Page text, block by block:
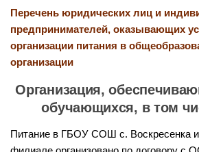
Перечень юридических лиц и
предпринимателей, оказывающих
организации питания в
организации
Организация,
обучающихся, в том
Питание в ГБОУ СОШ с. Воскресенка